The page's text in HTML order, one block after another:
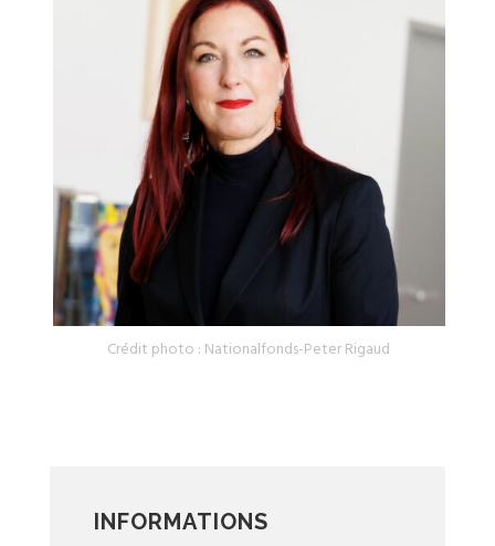
Crédit photo : Nationalfonds-Peter Rigaud
INFORMATIONS